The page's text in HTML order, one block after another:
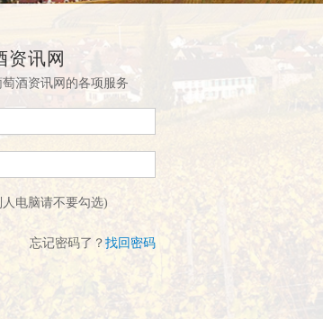
资讯网
酒资讯网的各项服务
电脑请不要勾选)
忘记密码了？ 找回密码